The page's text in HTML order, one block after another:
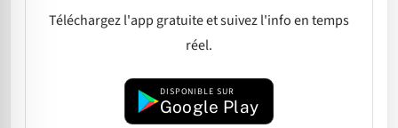
Téléchargez l'app gratuite et suivez l'info en temps
réel.
DISPONIBLE SUR
Google Play